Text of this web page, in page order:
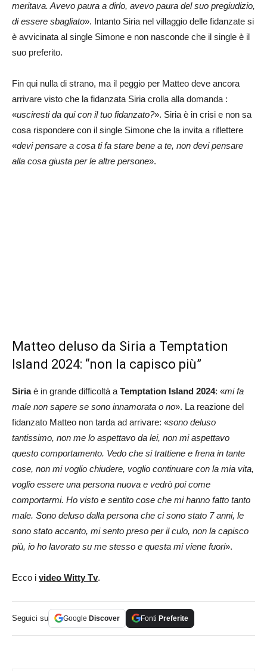
meritava. Avevo paura a dirlo, avevo paura del suo pregiudizio,
di essere sbagliato». Intanto Siria nel villaggio delle fidanzate si
è avvicinata al single Simone e non nasconde che il single è il
suo preferito.
Fin qui nulla di strano, ma il peggio per Matteo deve ancora
arrivare visto che la fidanzata Siria crolla alla domanda :
«usciresti da qui con il tuo fidanzato?». Siria è in crisi e non sa
cosa rispondere con il single Simone che la invita a riflettere
«devi pensare a cosa ti fa stare bene a te, non devi pensare
alla cosa giusta per le altre persone».
Matteo deluso da Siria a Temptation
Island 2024: “non la capisco più”
Siriaè in grande difficoltà a Temptation Island 2024: «mi fa
male non sapere se sono innamorata o no». La reazione del
fidanzato Matteo non tarda ad arrivare: «sono deluso
tantissimo, non me lo aspettavo da lei, non mi aspettavo
questo comportamento. Vedo che si trattiene e frena in tante
cose, non mi voglio chiudere, voglio continuare con la mia vita,
voglio essere una persona nuova e vedrò poi come
comportarmi. Ho visto e sentito cose che mi hanno fatto tanto
male. Sono deluso dalla persona che ci sono stato 7 anni, le
sono stato accanto, mi sento preso per il culo, non la capisco
più, io ho lavorato su me stesso e questa mi viene fuori».
Ecco i video Witty Tv.
Seguici su Google Discover Fonti Preferite